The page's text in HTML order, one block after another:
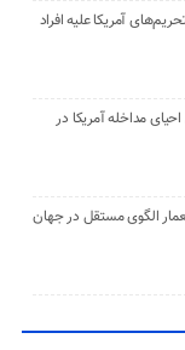
آمریکا علیه افراد
مداخله آمریکا در
الگوی مستقل در جهان